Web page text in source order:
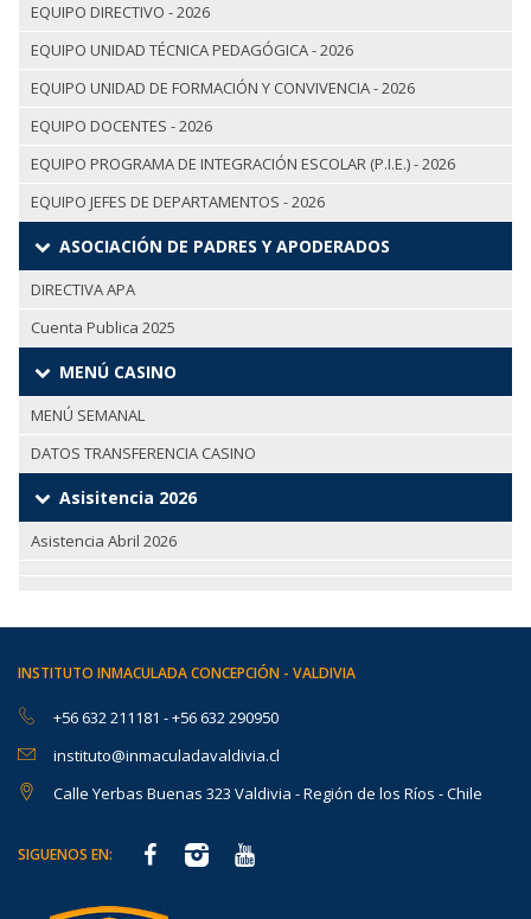
EQUIPO DIRECTIVO - 2026
EQUIPO UNIDAD TÉCNICA PEDAGÓGICA - 2026
EQUIPO UNIDAD DE FORMACIÓN Y CONVIVENCIA - 2026
EQUIPO DOCENTES - 2026
EQUIPO PROGRAMA DE INTEGRACIÓN ESCOLAR (P.I.E.) - 2026
EQUIPO JEFES DE DEPARTAMENTOS - 2026
ASOCIACIÓN DE PADRES Y APODERADOS
DIRECTIVA APA
Cuenta Publica 2025
MENÚ CASINO
MENÚ SEMANAL
DATOS TRANSFERENCIA CASINO
Asisitencia 2026
Asistencia Abril 2026
INSTITUTO INMACULADA CONCEPCIÓN - VALDIVIA
+56 632 211181 -+56 632 290950
instituto@inmaculadavaldivia.cl
Calle Yerbas Buenas 323 Valdivia - Región de los Ríos - Chile
SIGUENOS EN: